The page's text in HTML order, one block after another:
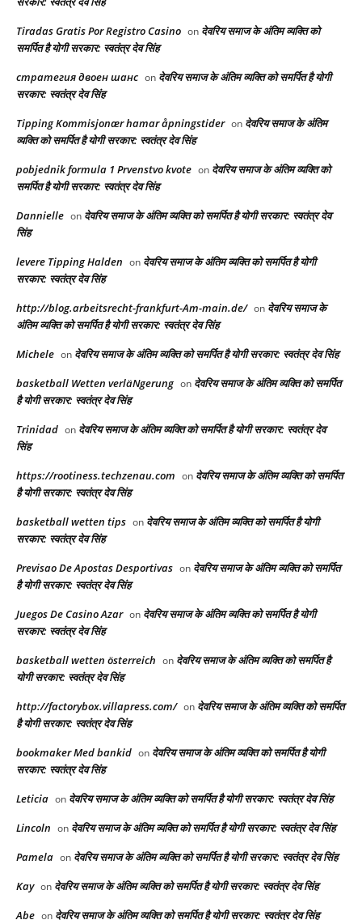
Tiradas Gratis Por Registro Casino on देवरिय समाज के अंतिम व्यक्ति को
समर्पित है योगी सरकार: स्वतंत्र देव सिंह
стратегия двоен шанс on देवरिय समाज के अंतिम व्यक्ति को समर्पित है योगी
सरकार: स्वतंत्र देव सिंह
Tipping Kommisjonær hamar åpningstider on देवरिय समाज के अंतिम
व्यक्ति को समर्पित है योगी सरकार: स्वतंत्र देव सिंह
pobjednik formula 1 Prvenstvo kvote on देवरिय समाज के अंतिम व्यक्ति को
समर्पित है योगी सरकार: स्वतंत्र देव सिंह
Dannielle on देवरिय समाज के अंतिम व्यक्ति को समर्पित है योगी सरकार: स्वतंत्र देव
सिंह
levere Tipping Halden on देवरिय समाज के अंतिम व्यक्ति को समर्पित है योगी
सरकार: स्वतंत्र देव सिंह
http://blog.arbeitsrecht-frankfurt-Am-main.de/ on देवरिय समाज के
अंतिम व्यक्ति को समर्पित है योगी सरकार: स्वतंत्र देव सिंह
Michele on देवरिय समाज के अंतिम व्यक्ति को समर्पित है योगी सरकार: स्वतंत्र देव सिंह
basketball Wetten verläNgerung on देवरिय समाज के अंतिम व्यक्ति को समर्पित
है योगी सरकार: स्वतंत्र देव सिंह
Trinidad on देवरिय समाज के अंतिम व्यक्ति को समर्पित है योगी सरकार: स्वतंत्र देव
सिंह
https://rootiness.techzenau.com on देवरिय समाज के अंतिम व्यक्ति को समर्पित
है योगी सरकार: स्वतंत्र देव सिंह
basketball wetten tips on देवरिय समाज के अंतिम व्यक्ति को समर्पित है योगी
सरकार: स्वतंत्र देव सिंह
Previsao De Apostas Desportivas on देवरिय समाज के अंतिम व्यक्ति को समर्पित
है योगी सरकार: स्वतंत्र देव सिंह
Juegos De Casino Azar on देवरिय समाज के अंतिम व्यक्ति को समर्पित है योगी
सरकार: स्वतंत्र देव सिंह
basketball wetten österreich on देवरिय समाज के अंतिम व्यक्ति को समर्पित है
योगी सरकार: स्वतंत्र देव सिंह
http://factorybox.villapress.com/ on देवरिय समाज के अंतिम व्यक्ति को समर्पित
है योगी सरकार: स्वतंत्र देव सिंह
bookmaker Med bankid on देवरिय समाज के अंतिम व्यक्ति को समर्पित है योगी
सरकार: स्वतंत्र देव सिंह
Leticia on देवरिय समाज के अंतिम व्यक्ति को समर्पित है योगी सरकार: स्वतंत्र देव सिंह
Lincoln on देवरिय समाज के अंतिम व्यक्ति को समर्पित है योगी सरकार: स्वतंत्र देव सिंह
Pamela on देवरिय समाज के अंतिम व्यक्ति को समर्पित है योगी सरकार: स्वतंत्र देव सिंह
Kay on देवरिय समाज के अंतिम व्यक्ति को समर्पित है योगी सरकार: स्वतंत्र देव सिंह
Abe on देवरिय समाज के अंतिम व्यक्ति को समर्पित है योगी सरकार: स्वतंत्र देव सिंह